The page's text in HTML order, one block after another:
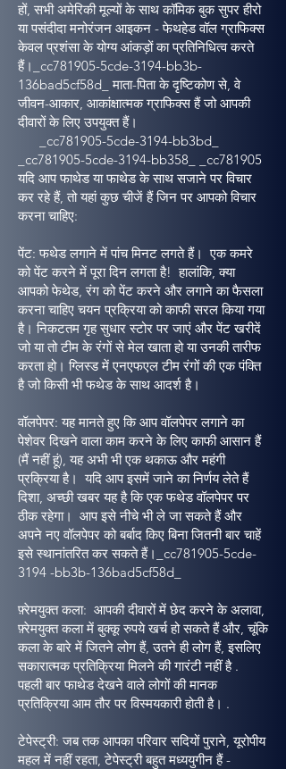
हों, सभी अमेरिकी मूल्यों के साथ कॉमिक बुक सुपर हीरो
या पसंदीदा मनोरंजन आइकन - फेथहेड वॉल ग्राफिक्स
केवल प्रशंसा के योग्य आंकड़ों का प्रतिनिधित्व करते
हैं।_cc781905-5cde-3194-bb3b-
136bad5cf58d_ माता-पिता के दृष्टिकोण से, वे
जीवन-आकार, आकांक्षात्मक ग्राफिक्स हैं जो आपकी
दीवारों के लिए उपयुक्त हैं।
_cc781905-5cde-3194-bb3bd_
_cc781905-5cde-3194-bb358_ _cc781905
यदि आप फाथेड या फाथेड के साथ सजाने पर विचार
कर रहे हैं, तो यहां कुछ चीजें हैं जिन पर आपको विचार
करना चाहिए:
पेंट: फथेड लगाने में पांच मिनट लगते हैं। एक कमरे
को पेंट करने में पूरा दिन लगता है! हालांकि, क्या
आपको फेथेड, रंग को पेंट करने और लगाने का फैसला
करना चाहिए चयन प्रक्रिया को काफी सरल किया गया
है। निकटतम गृह सुधार स्टोर पर जाएं और पेंट खरीदें
जो या तो टीम के रंगों से मेल खाता हो या उनकी तारीफ
करता हो। ग्लिस्ड में एनएफएल टीम रंगों की एक पंक्ति
है जो किसी भी फथेड के साथ आदर्श है।
वॉलपेपर: यह मानते हुए कि आप वॉलपेपर लगाने का
पेशेवर दिखने वाला काम करने के लिए काफी आसान हैं
(मैं नहीं हूं), यह अभी भी एक थकाऊ और महंगी
प्रक्रिया है। यदि आप इसमें जाने का निर्णय लेते हैं
दिशा, अच्छी खबर यह है कि एक फथेड वॉलपेपर पर
ठीक रहेगा। आप इसे नीचे भी ले जा सकते हैं और
अपने नए वॉलपेपर को बर्बाद किए बिना जितनी बार चाहें
इसे स्थानांतरित कर सकते हैं।_cc781905-5cde-
3194 -bb3b-136bad5cf58d_
फ़्रेमयुक्त कला: आपकी दीवारों में छेद करने के अलावा,
फ़्रेमयुक्त कला में बुक्कू रुपये खर्च हो सकते हैं और, चूंकि
कला के बारे में जितने लोग हैं, उतने ही लोग हैं, इसलिए
सकारात्मक प्रतिक्रिया मिलने की गारंटी नहीं है .
पहली बार फाथेड देखने वाले लोगों की मानक
प्रतिक्रिया आम तौर पर विस्मयकारी होती है। .
टेपेस्ट्री: जब तक आपका परिवार सदियों पुराने, यूरोपीय
महल में नहीं रहता, टेपेस्ट्री बहुत मध्ययुगीन हैं -